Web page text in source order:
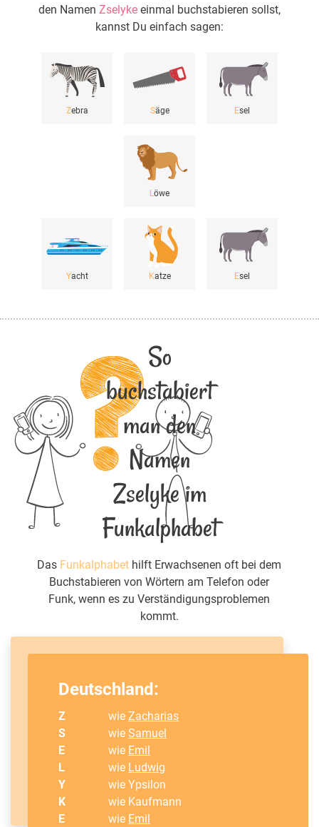
den Namen Zselykeeinmal buchstabieren sollst,
kannst Du einfach sagen:
Zebra Säge Esel
L öwe
Yacht Katze Esel
So
buchstabiert
man den
Namen
Zselyke im
Funkalphabet
Das Funkalphabet hilft Erwachsenen oft bei dem
Buchstabieren von Wörtern am Telefon oder
Funk, wenn es zu Verständigungsproblemen
kommt.
Deutschland:
Z wieZacharias
S
wieSamuel
E
wie Emil
L
wie Ludwig
Y
wie Ypsilon
K
wie Kaufmann
E
wie Emil